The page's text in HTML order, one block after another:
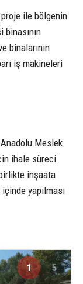
proje ile bölgenin
binalarının
iş makineleri
Anadolu Meslek
ihale süreci
inşaata
yapılması
1 5